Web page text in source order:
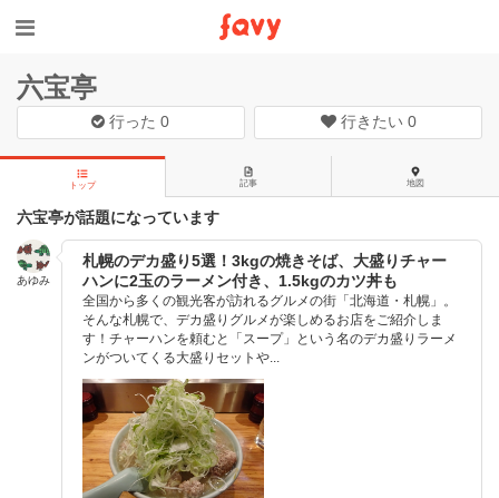
六宝亭
行った0 行きたい 0
トップ 記事 地図
六宝亭が話題になっています
あゆみ
札幌のデカ盛り5選！3kgの焼きそば、大盛りチャー
ハンに2玉のラーメン付き、1.5kgのカツ丼も
全国から多くの観光客が訪れるグルメの街「北海道・札幌」。
そんな札幌で、デカ盛りグルメが楽しめるお店をご紹介しま
す！チャーハンを頼むと「スープ」という名のデカ盛りラーメ
ンがついてくる大盛りセットや...